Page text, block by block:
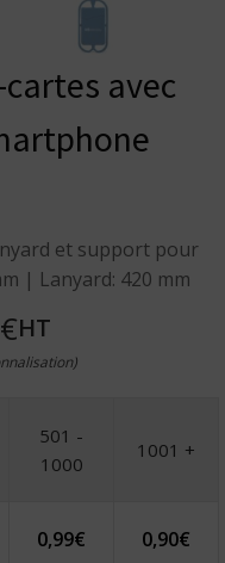
avec
et support pour
| Lanyard: 420 mm
HT
501 -
1000
1001 +
0,99€ 0,90€